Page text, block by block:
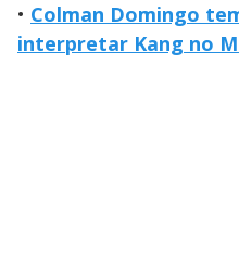
• Colman Domingo
interpretar Kang no